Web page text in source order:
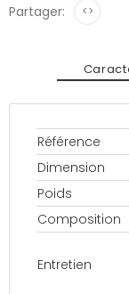
Partager: <>
Référence
Dimension
Poids
Composition
Entretien